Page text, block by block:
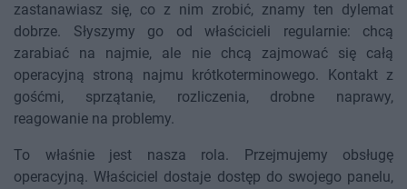
zastanawiasz się, co z nim zrobić, znamy ten dylemat
dobrze. Słyszymy go od właścicieli regularnie: chcą
zarabiać na najmie, ale nie chcą zajmować się całą
operacyjną stroną najmu krótkoterminowego. Kontakt z
gośćmi, sprzątanie, rozliczenia, drobne naprawy,
reagowanie na problemy.
To właśnie jest nasza rola. Przejmujemy obsługę
operacyjną. Właściciel dostaje dostęp do swojego panelu,